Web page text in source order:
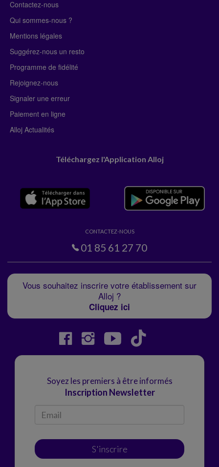
Contactez-nous
Qui sommes-nous ?
Mentions légales
Suggérez-nous un resto
Programme de fidélité
Rejoignez-nous
Signaler une erreur
Paiement en ligne
Alloj Actualités
Téléchargez l'Application Alloj
CONTACTEZ-NOUS
01 85 61 27 70
Vous souhaitez inscrire votre établissement sur
Alloj ?
Cliquez ici
Soyez les premiers à être informés
Inscription Newsletter
S'inscrire